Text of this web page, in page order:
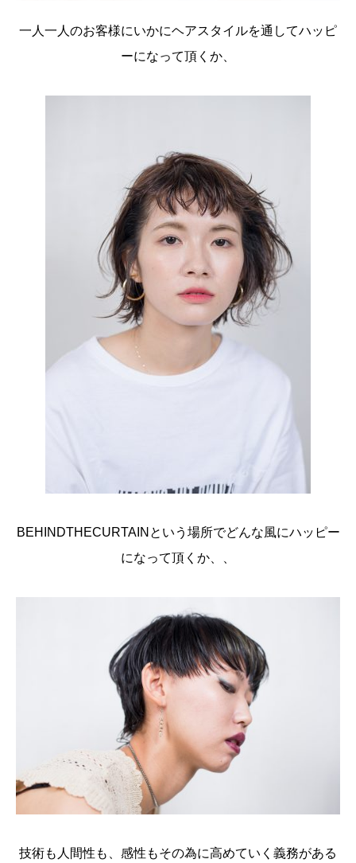
一人一人のお客様にいかにヘアスタイルを通してハッピ
ーになって頂くか、
BEHINDTHECURTAINという場所でどんな風にハッピー
になって頂くか、、
技術も人間性も、感性もその為に高めていく義務がある